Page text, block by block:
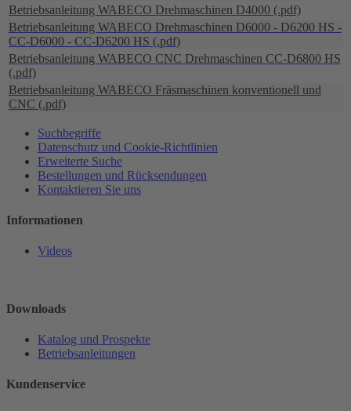
Betriebsanleitung WABECO Drehmaschinen D4000 (.pdf)
Betriebsanleitung WABECO Drehmaschinen D6000 - D6200 HS -
CC-D6000 - CC-D6200 HS (.pdf)
Betriebsanleitung WABECO CNC Drehmaschinen CC-D6800 HS
(.pdf)
Betriebsanleitung WABECO Fräsmaschinen konventionell und
CNC (.pdf)
Suchbegriffe
Datenschutz und Cookie-Richtlinien
Erweiterte Suche
Bestellungen und Rücksendungen
Kontaktieren Sie uns
Informationen
Videos
Downloads
Katalog und Prospekte
Betriebsanleitungen
Kundenservice